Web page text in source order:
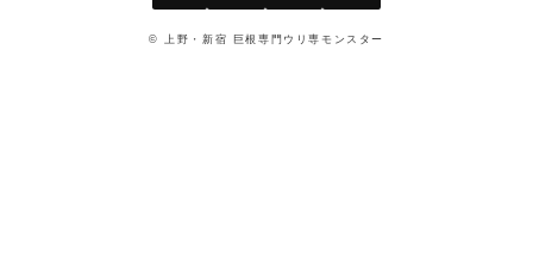
©上野・新宿 巨根専門ウリ専モンスター